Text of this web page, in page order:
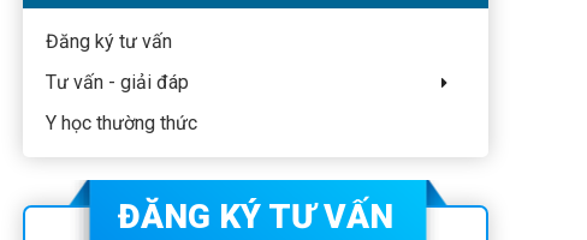
Đăng ký tư vấn
Tư vấn - giải đáp
Y học thường thức
ĐĂNG KÝ TƯ VẤN